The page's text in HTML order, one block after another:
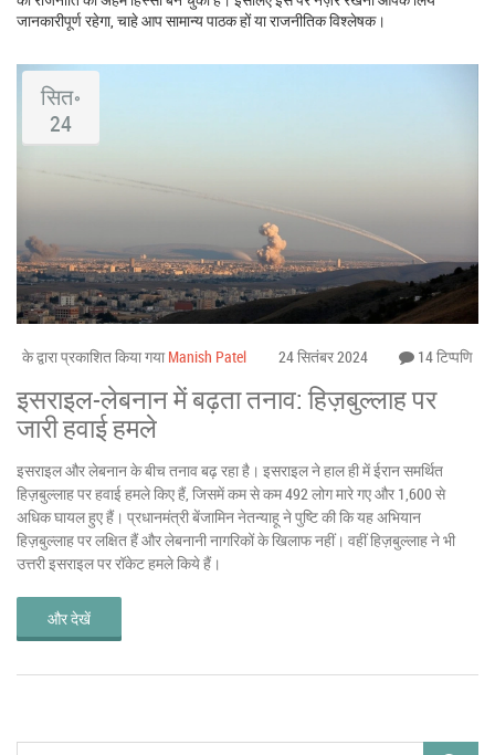
जानकारीपूर्ण रहेगा, चाहे आप सामान्य पाठक हों या राजनीतिक विश्लेषक।
सित॰
24
के द्वारा प्रकाशित किया गया Manish Patel 24 सितंबर 2024 14 टिप्पणि
इसराइल-लेबनान में बढ़ता तनाव: हिज़बुल्लाह पर
जारी हवाई हमले
इसराइल और लेबनान के बीच तनाव बढ़ रहा है। इसराइल ने हाल ही में ईरान समर्थित
हिज़बुल्लाह पर हवाई हमले किए हैं, जिसमें कम से कम 492 लोग मारे गए और 1,600 से
अधिक घायल हुए हैं। प्रधानमंत्री बेंजामिन नेतन्याहू ने पुष्टि की कि यह अभियान
हिज़बुल्लाह पर लक्षित हैं और लेबनानी नागरिकों के खिलाफ नहीं। वहीं हिज़बुल्लाह ने भी
उत्तरी इसराइल पर रॉकेट हमले किये हैं।
और देखें